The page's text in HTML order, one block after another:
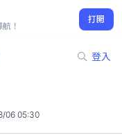
！
打開
登入
06 05:30